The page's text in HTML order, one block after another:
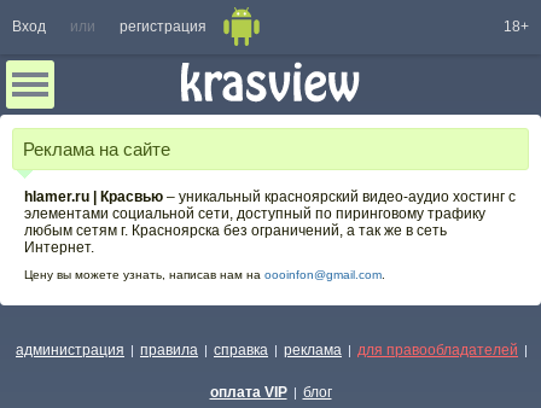
Вход или регистрация 18+
Реклама на сайте
hlamer.ru | Красвью ‒ уникальный красноярский видео-аудио хостинг с
элементами социальной сети, доступный по пиринговому трафику
любым сетям г. Красноярска без ограничений, а так же в сеть
Интернет.
Цену вы можете узнать, написав нам на oooinfon@gmail.com
администрация | правила | справка | реклама | для правообладателей |
оплата VIP | блог